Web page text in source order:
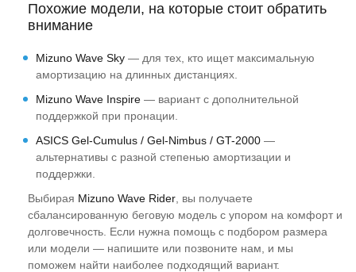
Похожие модели, на которые стоит обратить
внимание
Mizuno Wave Sky — для тех, кто ищет максимальную
амортизацию на длинных дистанциях.
Mizuno Wave Inspire — вариант с дополнительной
поддержкой при пронации.
ASICS Gel-Cumulus / Gel-Nimbus / GT-2000 —
альтернативы с разной степенью амортизации и
поддержки.
Выбирая Mizuno Wave Rider , вы получаете
сбалансированную беговую модель с упором на комфорт и
долговечность. Если нужна помощь с подбором размера
или модели — напишите или позвоните нам, и мы
поможем найти наиболее подходящий вариант.